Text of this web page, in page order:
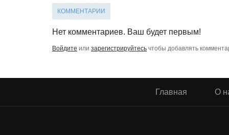
КОММЕНТАРИИ
Нет комментариев. Ваш будет первым!
Войдите или зарегистрируйтесь чтобы добавлять
Главная О